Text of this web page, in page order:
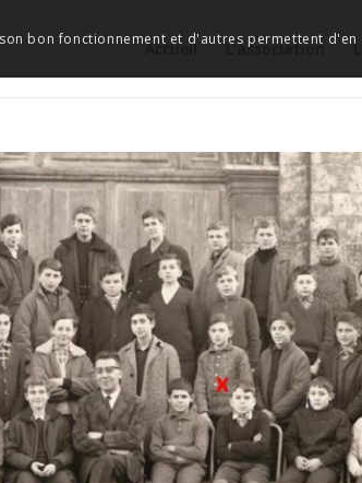
Accueil L’association
bon fonctionnement et d'autres permettent